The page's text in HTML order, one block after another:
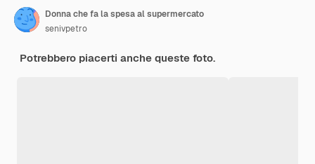
Donna che fa la spesa al supermercato
senivpetro
Potrebbero piacerti anche queste foto.